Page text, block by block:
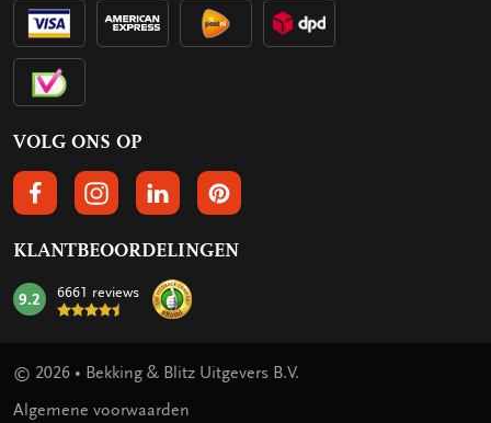
VOLG ONS OP
VOLGS ONS OP FACEBOOK
VOLG ONS OP INSTAGRAM
VOLG ONS OP LINKEDIN
VOLG ONS OP PINTEREST
KLANTBEOORDELINGEN
mark:
9.2 6661 reviews
© 2026 • Bekking & Blitz Uitgevers B.V.
Algemene voorwaarden